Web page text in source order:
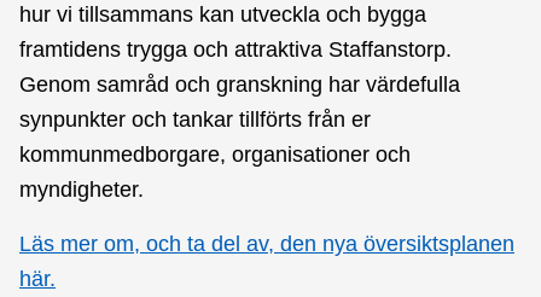
hur vi tillsammans kan utveckla och bygga
framtidens trygga och attraktiva Staffanstorp.
Genom samråd och granskning har värdefulla
synpunkter och tankar tillförts från er
kommunmedborgare, organisationer och
myndigheter.
Läs mer om, och ta del av, den nya översiktsplanen
här.